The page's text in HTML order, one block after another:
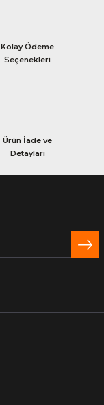
Kolay Ödeme
Seçenekleri
Ürün İade ve
Detayları